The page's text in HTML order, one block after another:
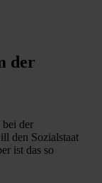
der
bei der
den Sozialstaat
ist das so